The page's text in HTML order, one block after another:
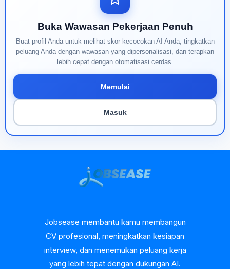
Buka Wawasan Pekerjaan Penuh
Buat profil Anda untuk melihat skor kecocokan AI Anda, tingkatkan
peluang Anda dengan wawasan yang dipersonalisasi, dan terapkan
lebih cepat dengan otomatisasi cerdas.
Memulai
Masuk
Jobsease membantu kamu membangun
CV profesional, meningkatkan kesiapan
interview, dan menemukan peluang kerja
yang lebih tepat dengan dukungan AI.